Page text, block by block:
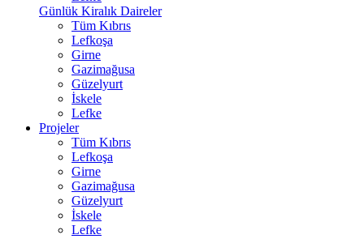
Günlük Kiralık Daireler
Tüm Kıbrıs
Lefkoşa
Girne
Gazimağusa
Güzelyurt
İskele
Lefke
Projeler
Tüm Kıbrıs
Lefkoşa
Girne
Gazimağusa
Güzelyurt
İskele
Lefke